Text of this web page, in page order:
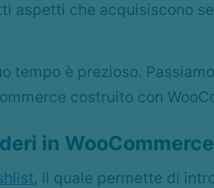
aspetti che acquisiscono
tempo è prezioso.
costruito con
in WooCommerce
, il quale permette di